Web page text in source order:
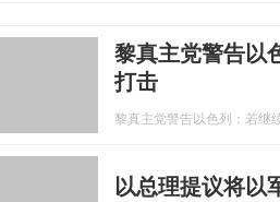
黎真主党警告以
打击
黎真主党警告以色列：若继
以总理提议将以